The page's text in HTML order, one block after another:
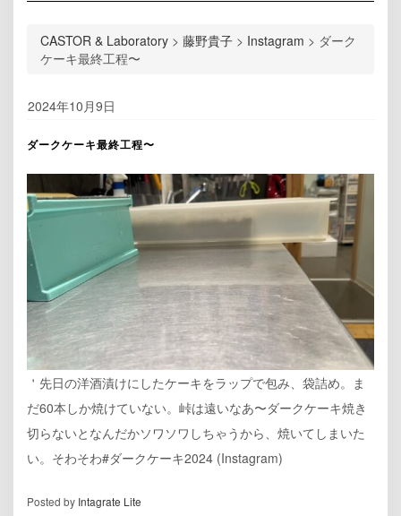
CASTOR & Laboratory > 藤野貴子 > Instagram > ダーク
ケーキ最終工程〜
2024年10月9日
ダークケーキ最終工程〜
＇先日の洋酒漬けにしたケーキをラップで包み、袋詰め。ま
だ60本しか焼けていない。峠は遠いなあ〜ダークケーキ焼き
切らないとなんだかソワソワしちゃうから、焼いてしまいた
い。そわそわ#ダークケーキ2024 (Instagram)
Posted by Intagrate Lite